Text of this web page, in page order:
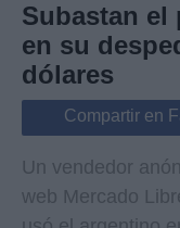
Internacional
Viajes
Subastan el
en su
dólares
Compartir en
Un vendedor
web Mercado